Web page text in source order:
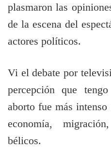
plasmaron las
de la escena del
actores políticos.
Vi el debate por
percepción que
aborto fue más
economía,
bélicos.